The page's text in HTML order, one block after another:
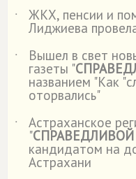
˙
ЖКХ, пенсии и
Лиджиева
˙
Вышел в свет
газеты "
названием "Как
оторвались"
˙
Астраханское
"
кандидатом на
Астрахани